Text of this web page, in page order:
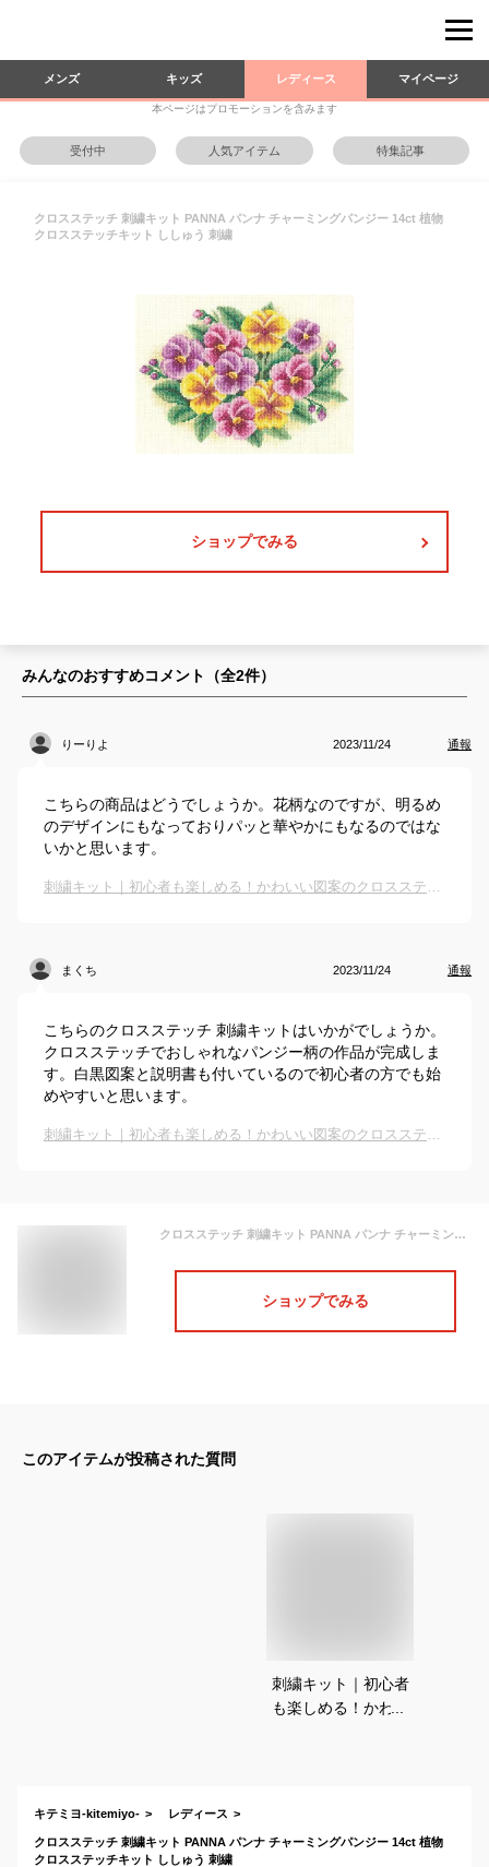
メンズ キッズ レディース マイページ
本ページはプロモーションを含みます
受付中 人気アイテム 特集記事
クロスステッチ 刺繍キット PANNA パンナ チャーミングパンジー 14ct 植物
クロスステッチキット ししゅう 刺繍
ショップでみる
みんなのおすすめコメント（全2件）
りーりよ 2023/11/24 通報
こちらの商品はどうでしょうか。花柄なのですが、明るめ
のデザインにもなっておりパッと華やかにもなるのではな
いかと思います。
刺繍キット｜初心者も楽しめる！かわいい図案のクロスステッチキットのおすすめは？
まくち 2023/11/24 通報
こちらのクロスステッチ 刺繍キットはいかがでしょうか。
クロスステッチでおしゃれなパンジー柄の作品が完成しま
す。白黒図案と説明書も付いているので初心者の方でも始
めやすいと思います。
刺繍キット｜初心者も楽しめる！かわいい図案のクロスステッチキットのおすすめは？
クロスステッチ 刺繍キット PANNA パンナ チャーミングパンジー 14ct 植物 クロスステッチキット ししゅう 刺繍
ショップでみる
このアイテムが投稿された質問
刺繍キット｜初心者
も楽しめる！かわい
キテミヨ-kitemiyo- レディース
クロスステッチ 刺繍キット PANNA パンナ チャーミングパンジー 14ct 植物
クロスステッチキット ししゅう 刺繍